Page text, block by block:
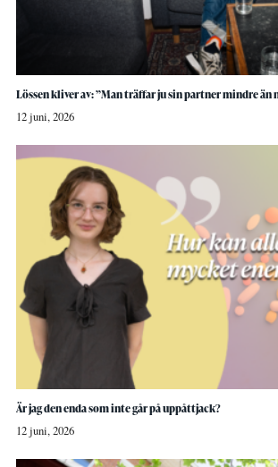
Lössen kliver av: ”Man träffar ju sin partner mindre än
12 juni, 2026
Är jag den enda som inte går på uppåttjack?
12 juni, 2026